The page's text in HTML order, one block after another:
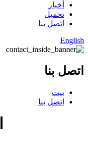
أخبار
تحميل
اتصل بنا
English
اتصل بنا
بيت
اتصل بنا